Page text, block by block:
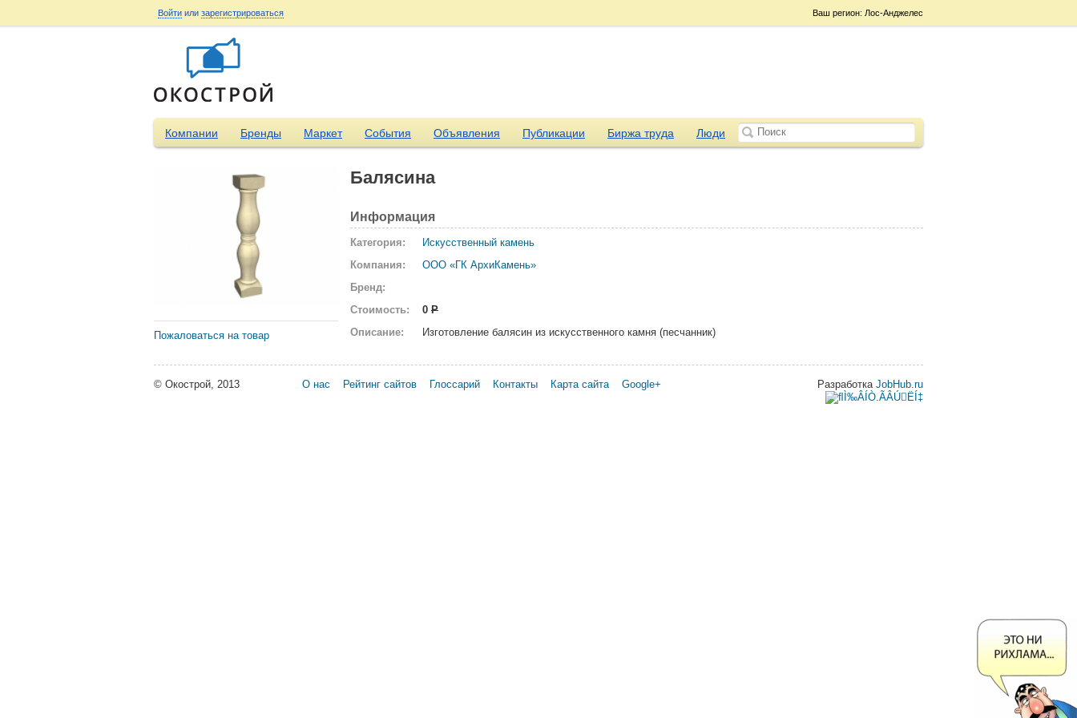
Ваш регион: Лос-Анджелес
Войти или зарегистрироваться
Компании Бренды Маркет События Объявления Публикации Биржа труда Люди
Пожаловаться на товар
Балясина
Информация
Категория:
Искусственный камень
Компания:
ООО «ГК АрхиКамень»
Бренд:
Стоимость:
0 Р
Описание:
Изготовление балясин из искусственного камня (песчанник)
© Окострой, 2013 О нас Рейтинг сайтов Глоссарий Контакты Карта сайта Google+ Разработка JobHub.ru